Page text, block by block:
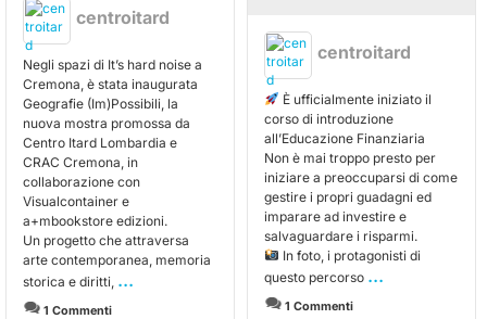
centroitard
Negli spazi di It’s hard noise a
Cremona, è stata inaugurata
Geografie (Im)Possibili, la
nuova mostra promossa da
Centro Itard Lombardia e
CRAC Cremona, in
collaborazione con
Visualcontainer e
a+mbookstore edizioni.
Un progetto che attraversa
arte contemporanea, memoria
storica e diritti, ...
1 Commenti
centroitard
È ufficialmente iniziato il
corso di introduzione
all’Educazione Finanziaria
Non è mai troppo presto per
iniziare a preoccuparsi di come
gestire i propri guadagni ed
imparare ad investire e
salvaguardare i risparmi.
In foto, i protagonisti di
questo percorso ...
1 Commenti